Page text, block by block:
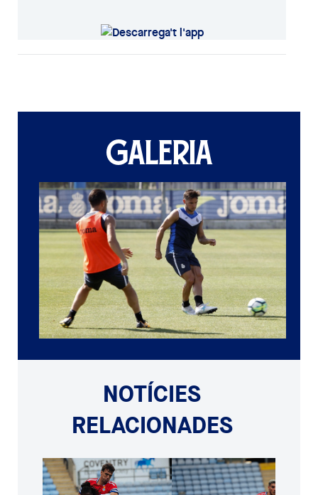
GALERIA
NOTÍCIES
RELACIONADES